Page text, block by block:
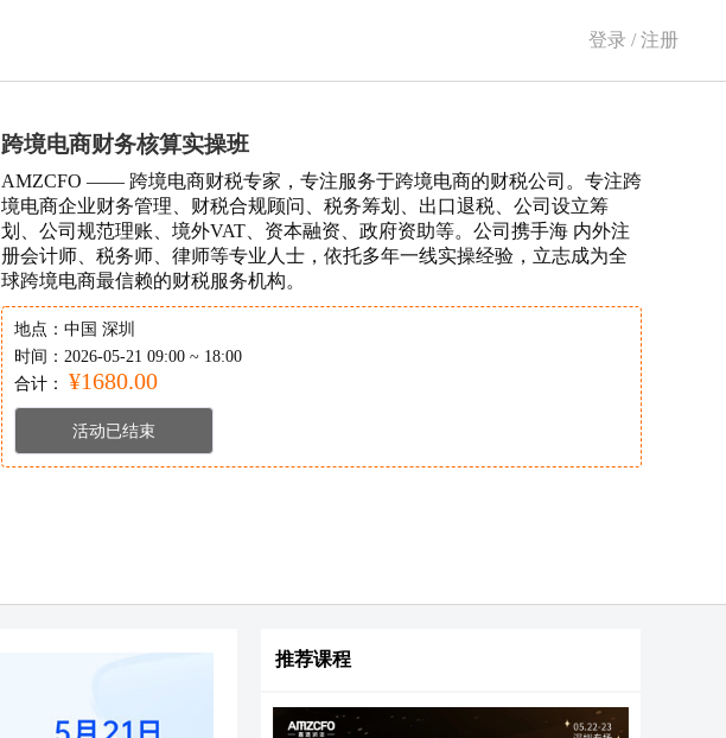
登录 / 注册
跨境电商财务核算实操班
AMZCFO —— 跨境电商财税专家，专注服务于跨境电商的财税公司。专注跨
境电商企业财务管理、财税合规顾问、税务筹划、出口退税、公司设立筹
划、公司规范理账、境外VAT、资本融资、政府资助等。公司携手海 内外注
册会计师、税务师、律师等专业人士，依托多年一线实操经验，立志成为全
球跨境电商最信赖的财税服务机构。
地点： 中国 深圳
时间： 2026-05-21 09:00 ~ 18:00
合计： ¥1680.00
活动已结束
推荐课程